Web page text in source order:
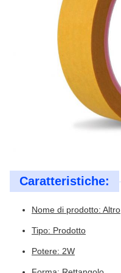
Caratteristiche:
Nome di prodotto: Altro
Tipo: Prodotto
Potere: 2W